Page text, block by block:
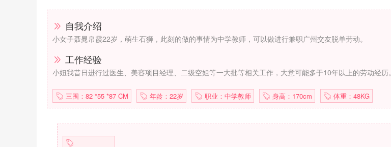
自我介绍
小女子聂晁帛霞22岁，萌生石狮，此刻的做的事情为中学教师，可以做进行兼职广州交友脱单劳动。
工作经验
小妞我昔日进行过医生、美容项目经理、二级空姐等一大批等相关工作，大意可能多于10年以上的劳动经历。
三围：82 *55 *87 CM 年龄：22岁 职业：中学教师 身高：170cm 体重：48KG